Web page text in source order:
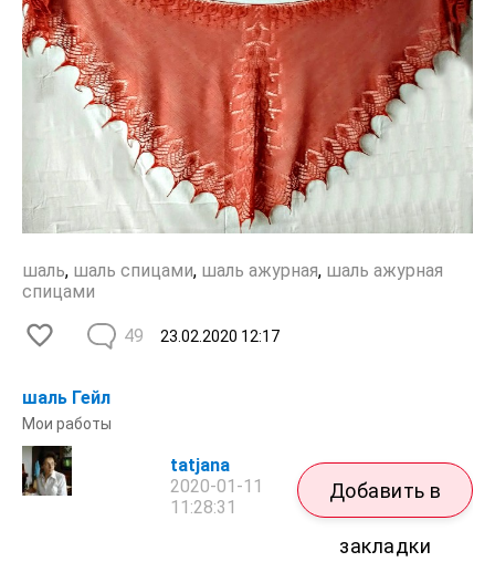
шаль, шаль спицами, шаль ажурная, шаль ажурная
спицами
23.02.2020 12:17
49
шаль Гейл
Мои работы
tatjana
2020-01-11
11:28:31
Добавить в
закладки